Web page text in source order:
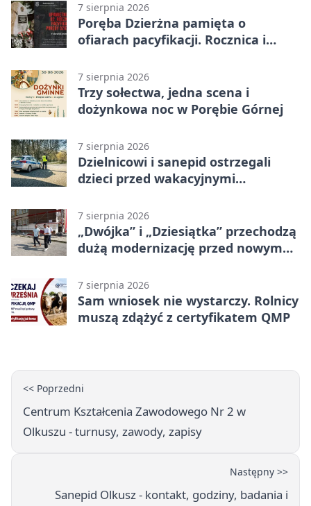
7 sierpnia 2026
Poręba Dzierżna pamięta o
ofiarach pacyfikacji. Rocznica i
7 sierpnia 2026
Trzy sołectwa, jedna scena i
dożynkowa noc w Porębie Górnej
7 sierpnia 2026
Dzielnicowi i sanepid ostrzegali
dzieci przed wakacyjnymi
7 sierpnia 2026
„Dwójka” i „Dziesiątka” przechodzą
dużą modernizację przed nowym
7 sierpnia 2026
Sam wniosek nie wystarczy. Rolnicy
muszą zdążyć z certyfikatem QMP
<< Poprzedni
Centrum Kształcenia Zawodowego Nr 2 w
Olkuszu - turnusy, zawody, zapisy
Następny >>
Sanepid Olkusz - kontakt, godziny, badania i